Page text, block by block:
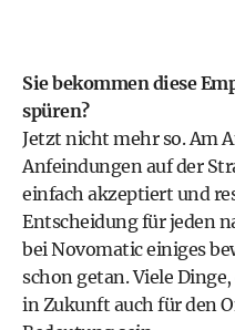
Sie bekommen diese
spüren?
Jetzt nicht mehr so. Am
Anfeindungen auf der
einfach akzeptiert und
Entscheidung für jeden
bei Novomatic einiges
schon getan. Viele
in Zukunft auch für den